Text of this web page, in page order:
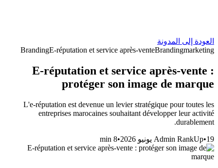
العودة إلى المدونة
BrandingE-réputation et service après-venteBrandingmarketing
E-réputation et service après-vente :
protéger son image de marque
L'e-réputation est devenue un levier stratégique pour toutes les
entreprises marocaines souhaitant développer leur activité
durablement.
Admin RankUp•19 يونيو 2026 •
8